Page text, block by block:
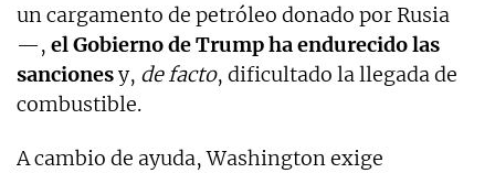
un cargamento de petróleo donado por Rusia
—, el Gobierno de Trump ha endurecido las
sancionesy, de facto, dificultado la llegada de
combustible.
A cambio de ayuda, Washington exige